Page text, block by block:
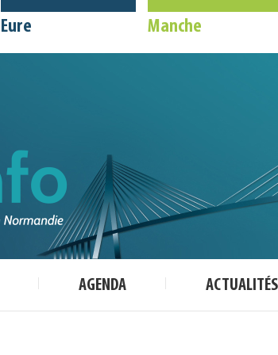
Eure Manche
AGENDA ACTUALITÉS